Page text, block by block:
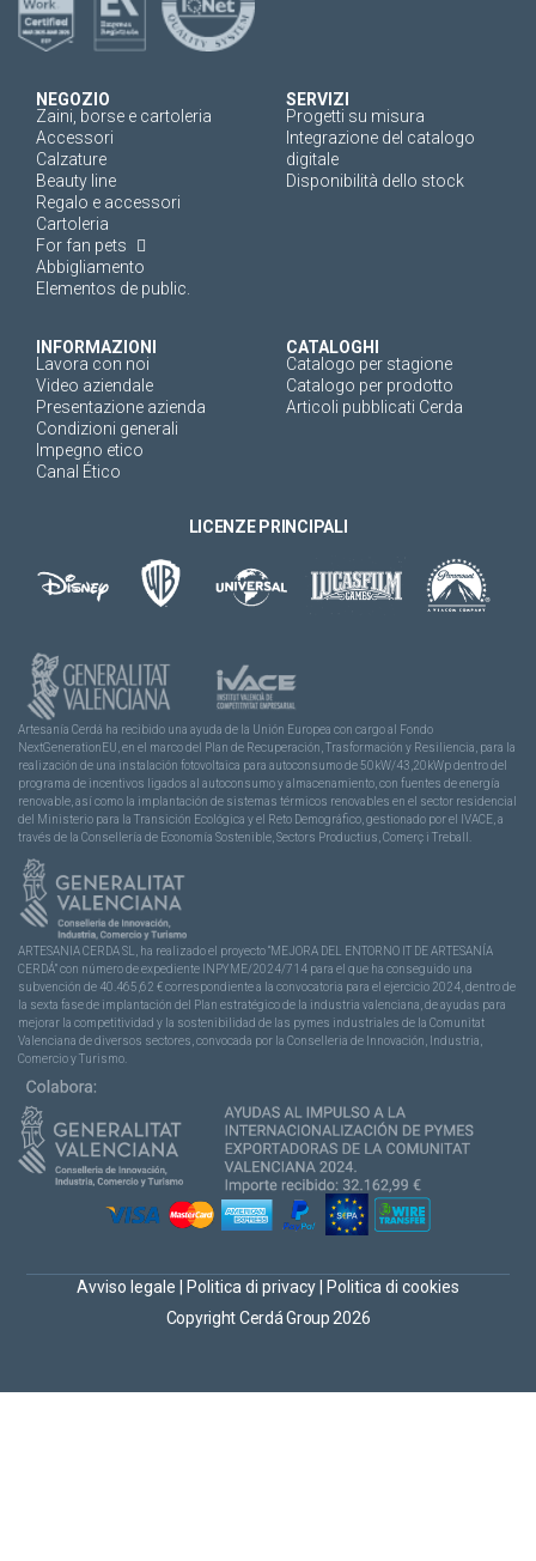
NEGOZIO
Zaini, borse e cartoleria
Accessori
Calzature
Beauty line
Regalo e accessori
Cartoleria
For fan pets
Abbigliamento
Elementos de public.
SERVIZI
Progetti su misura
Integrazione del catalogo
digitale
Disponibilità dello stock
INFORMAZIONI
Lavora con noi
Video aziendale
Presentazione azienda
Condizioni generali
Impegno etico
Canal Ético
CATALOGHI
Catalogo per stagione
Catalogo per prodotto
Articoli pubblicati Cerda
LICENZE PRINCIPALI
Artesanía Cerdá ha recibido una ayuda de la Unión Europea con cargo al Fondo
NextGenerationEU, en el marco del Plan de Recuperación, Trasformación y Resiliencia, para la
realización de una instalación fotovoltaica para autoconsumo de 50kW/43,20kWp dentro del
programa de incentivos ligados al autoconsumo y almacenamiento, con fuentes de energía
renovable, así como la implantación de sistemas térmicos renovables en el sector residencial
del Ministerio para la Transición Ecológica y el Reto Demográfico, gestionado por el IVACE, a
través de la Consellería de Economía Sostenible, Sectors Productius, Comerç i Treball.
ARTESANIA CERDA SL, ha realizado el proyecto “MEJORA DEL ENTORNO IT DE ARTESANÍA
CERDÁ” con número de expediente INPYME/2024/714 para el que ha conseguido una
subvención de 40.465,62 € correspondiente a la convocatoria para el ejercicio 2024, dentro de
la sexta fase de implantación del Plan estratégico de la industria valenciana, de ayudas para
mejorar la competitividad y la sostenibilidad de las pymes industriales de la Comunitat
Valenciana de diversos sectores, convocada por la Conselleria de Innovación, Industria,
Comercio y Turismo.
Copyright Cerdá Group 2026
Avviso legale Politica di privacy Politica di cookies